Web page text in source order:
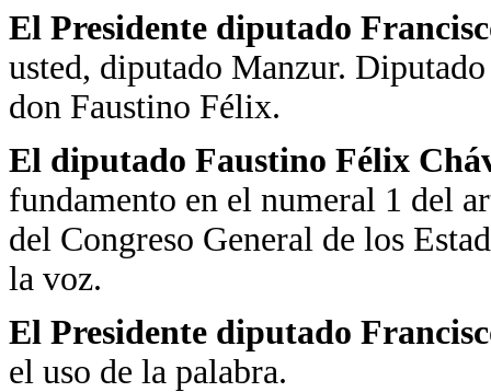
El Presidente diputado
usted, diputado Manzur.
don Faustino Félix.
El diputado Faustino Félix
fundamento en el numeral 1 del
del Congreso General de los
la voz.
El Presidente diputado
el uso de la palabra.